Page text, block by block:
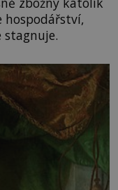
hospodářství,
stagnuje.